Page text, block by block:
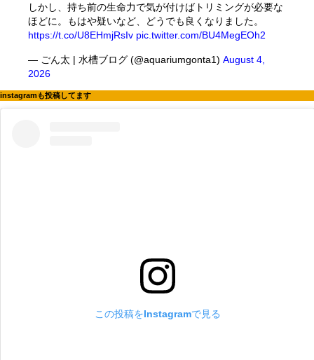
しかし、持ち前の生命力で気が付けばトリミングが必要な
ほどに。もはや疑いなど、どうでも良くなりました。
https://t.co/U8EHmjRsIv pic.twitter.com/BU4MegEOh2
— ごん太 | 水槽ブログ (@aquariumgonta1) August 4,
2026
instagramも投稿してます
この投稿をInstagramで見る